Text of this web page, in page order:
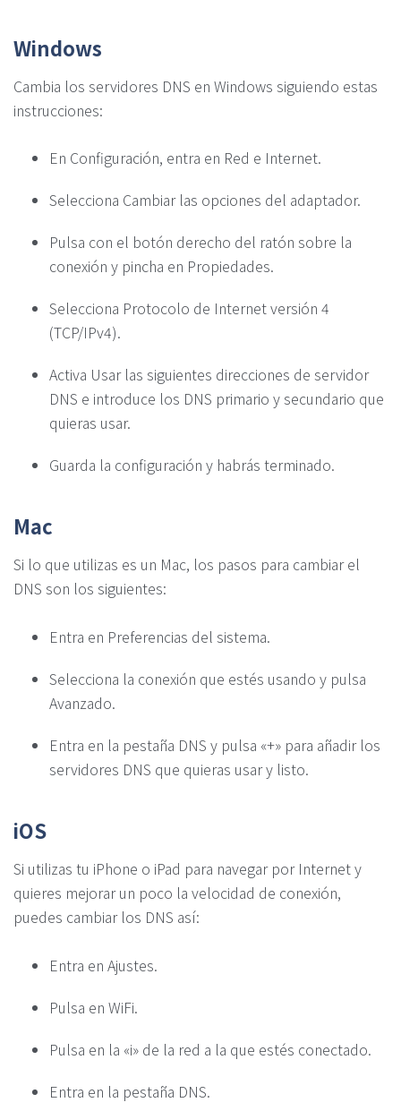
Windows
Cambia los servidores DNS en Windows siguiendo estas
instrucciones:
En Configuración, entra en Red e Internet.
Selecciona Cambiar las opciones del adaptador.
Pulsa con el botón derecho del ratón sobre la
conexión y pincha en Propiedades.
Selecciona Protocolo de Internet versión 4
(TCP/IPv4).
Activa Usar las siguientes direcciones de servidor
DNS e introduce los DNS primario y secundario que
quieras usar.
Guarda la configuración y habrás terminado.
Mac
Si lo que utilizas es un Mac, los pasos para cambiar el
DNS son los siguientes:
Entra en Preferencias del sistema.
Selecciona la conexión que estés usando y pulsa
Avanzado.
Entra en la pestaña DNS y pulsa «+» para añadir los
servidores DNS que quieras usar y listo.
iOS
Si utilizas tu iPhone o iPad para navegar por Internet y
quieres mejorar un poco la velocidad de conexión,
puedes cambiar los DNS así:
Entra en Ajustes.
Pulsa en WiFi.
Pulsa en la «i» de la red a la que estés conectado.
Entra en la pestaña DNS.